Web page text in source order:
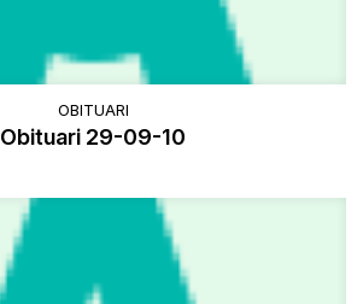
OBITUARI
Obituari 29-09-10